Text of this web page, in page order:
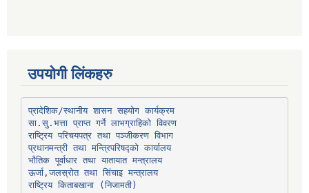
उपयोगी लिंकहरु
प्रादेशिक/स्थानीय शासन सहयोग कार्यक्रम
सा.सु.भत्ता प्राप्त गर्ने लाभग्राहिको विवरण
राष्ट्रिय परिचयपत्र तथा पञ्‍जीकरण विभाग
प्रधानमन्त्री तथा मन्त्रिपरिषद्को कार्यालय
भौतिक पूर्वाधार तथा यातायात मन्त्रालय
ऊर्जा,जलस्रोत तथा सिंचाइ मन्त्रालय